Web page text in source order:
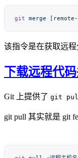
git merge
该指令是在获取远
下载远程代
Git 上提供了 git
git pull 其实就是 git